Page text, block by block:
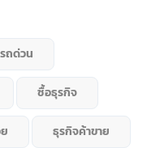
ถด่วน
ซื้อธุรกิจ
ธุรกิจค้าขาย